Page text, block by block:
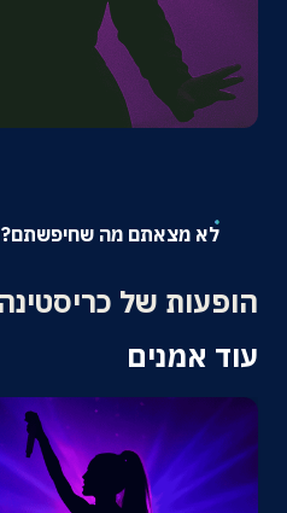
צרו קשר
לא מצאתם מה שחיפשתם?
הופעות של
עוד אמנים